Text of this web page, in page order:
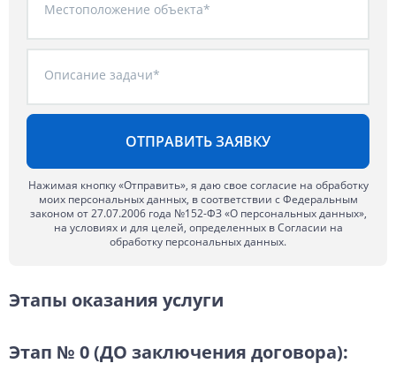
Местоположение объекта*
Описание задачи*
Нажимая кнопку «Отправить», я даю свое согласие на обработку
моих персональных данных, в соответствии с Федеральным
законом от 27.07.2006 года №152-ФЗ «О персональных данных»,
на условиях и для целей, определенных в Согласии на
обработку персональных данных.
Этапы оказания услуги
Этап № 0 (ДО заключения договора):